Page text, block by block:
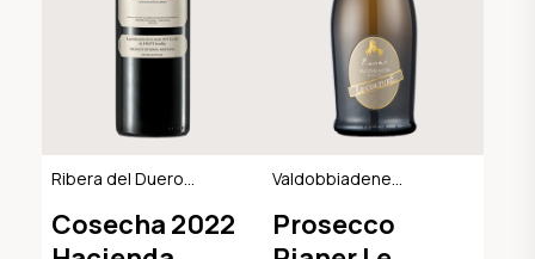
Ribera del Duero
Cosecha 2022
Valdobbiadene
Prosecco